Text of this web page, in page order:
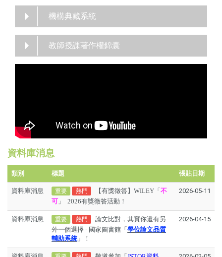
機構典藏系統
教師授課著作權錦囊
資料庫消息
類別 標題 張貼日期
資料庫消息 重要 熱門 【有獎徵答】WILEY「 不
可 」 2026有獎徵答活動！
2026-05-11
資料庫消息 重要 熱門
論文比對，其實你還有另
外一個選擇 - 國家圖書館「 學位論文品質
輔助系統」！
2026-04-15